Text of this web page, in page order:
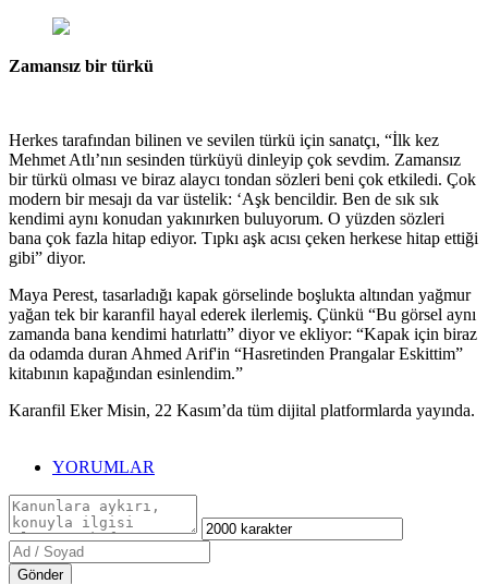
Zamansız bir türkü
Herkes tarafından bilinen ve sevilen türkü için sanatçı, “İlk kez
Mehmet Atlı’nın sesinden türküyü dinleyip çok sevdim. Zamansız
bir türkü olması ve biraz alaycı tondan sözleri beni çok etkiledi. Çok
modern bir mesajı da var üstelik: ‘Aşk bencildir. Ben de sık sık
kendimi aynı konudan yakınırken buluyorum. O yüzden sözleri
bana çok fazla hitap ediyor. Tıpkı aşk acısı çeken herkese hitap ettiği
gibi” diyor.
Maya Perest, tasarladığı kapak görselinde boşlukta altından yağmur
yağan tek bir karanfil hayal ederek ilerlemiş. Çünkü “Bu görsel aynı
zamanda bana kendimi hatırlattı” diyor ve ekliyor: “Kapak için biraz
da odamda duran Ahmed Arif'in “Hasretinden Prangalar Eskittim”
kitabının kapağından esinlendim.”
Karanfil Eker Misin, 22 Kasım’da tüm dijital platformlarda yayında.
YORUMLAR
Gönder